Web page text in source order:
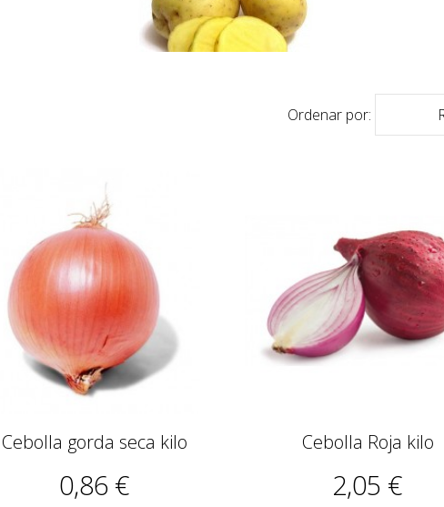
Ordenar por:
Cebolla gorda seca kilo
0,86 €
Cebolla Roja kilo
2,05 €